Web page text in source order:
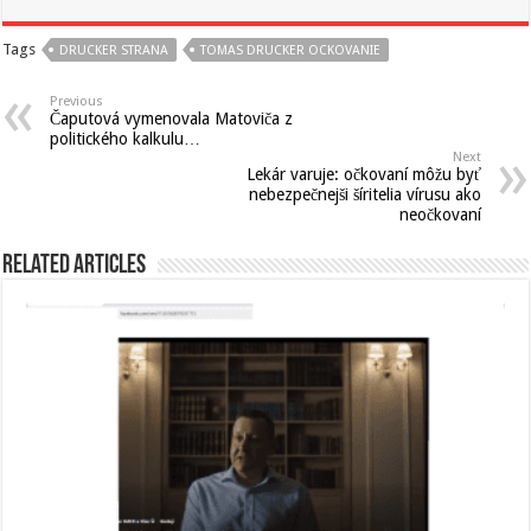
Tags DRUCKER STRANA TOMAS DRUCKER OCKOVANIE
Previous
Čaputová vymenovala Matoviča z
politického kalkulu…
Next
Lekár varuje: očkovaní môžu byť
nebezpečnejši šíritelia vírusu ako
neočkovaní
Related Articles